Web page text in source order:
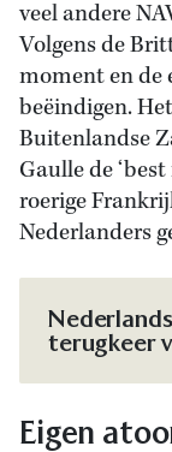
veel andere
Volgens de
moment en de
beëindigen.
Buitenlandse
Gaulle de
roerige
Nederlanders
terugkeer
Eigen